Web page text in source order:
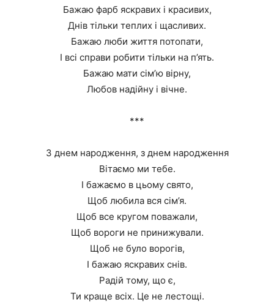
Бажаю фарб яскравих і красивих,
Днів тільки теплих і щасливих.
Бажаю люби життя потопати,
І всі справи робити тільки на п’ять.
Бажаю мати сім’ю вірну,
Любов надійну і вічне.
***
З днем народження, з днем народження
Вітаємо ми тебе.
І бажаємо в цьому свято,
Щоб любила вся сім’я.
Щоб все кругом поважали,
Щоб вороги не принижували.
Щоб не було ворогів,
І бажаю яскравих снів.
Радій тому, що є,
Ти краще всіх. Це не лестощі.